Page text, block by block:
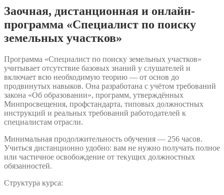
Заочная, дистанционная и онлайн-
программа «Специалист по поиску
земельных участков»
Программа «Специалист по поиску земельных участков»
учитывает отсутствие базовых знаний у слушателей и
включает всю необходимую теорию — от основ до
продвинутых навыков. Она разработана с учётом требований
закона «Об образовании», программ, утверждённых
Минпросвещения, профстандарта, типовых должностных
инструкций и реальных требований работодателей к
специалистам отрасли.
Минимальная продолжительность обучения — 256 часов.
Учиться дистанционно удобно: вам не нужно получать полное
или частичное освобождение от текущих должностных
обязанностей.
Структура курса: